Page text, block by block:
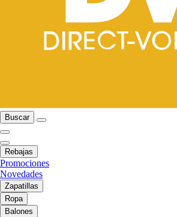
Buscar
Rebajas
Promociones
Novedades
Zapatillas
Ropa
Balones